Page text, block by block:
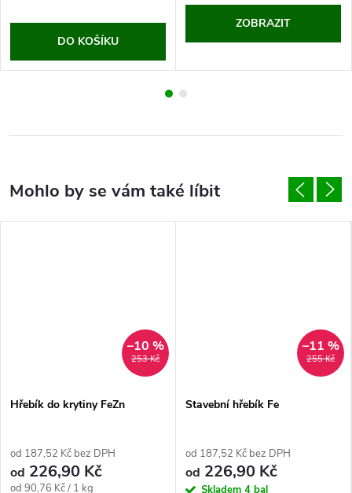
DO KOŠÍKU
ZOBRAZIT
253 Kč
–10 %
Hřebík do krytiny FeZn
od 187,52 Kč bez DPH
od 226,90 Kč
Měrná
od 90,76 Kč / 1 kg
255 Kč
–11 %
Stavební hřebík Fe
od 187,52 Kč bez DPH
od 226,90 Kč
Skladem 4 bal